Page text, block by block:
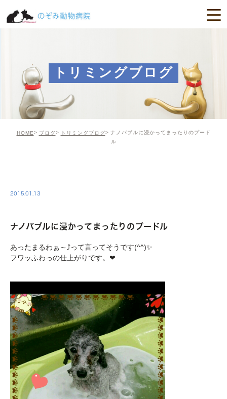
トリミングブログ
HOME ブログ トリミングブログ
ナノバブルに浸かってまったりのプード
ル
2015.01.13
ナノバブルに浸かってまったりのプードル
あったまるわぁ～⤴って言ってそうです(^^)✨
フワッふわっの仕上がりです。❤